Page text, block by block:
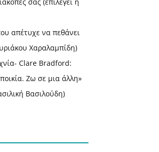
απέτυχε να πεθάνει
Χαραλαμπίδη)
Clare Bradford:
Ζω σε μια άλλη»
Βασιλούδη)